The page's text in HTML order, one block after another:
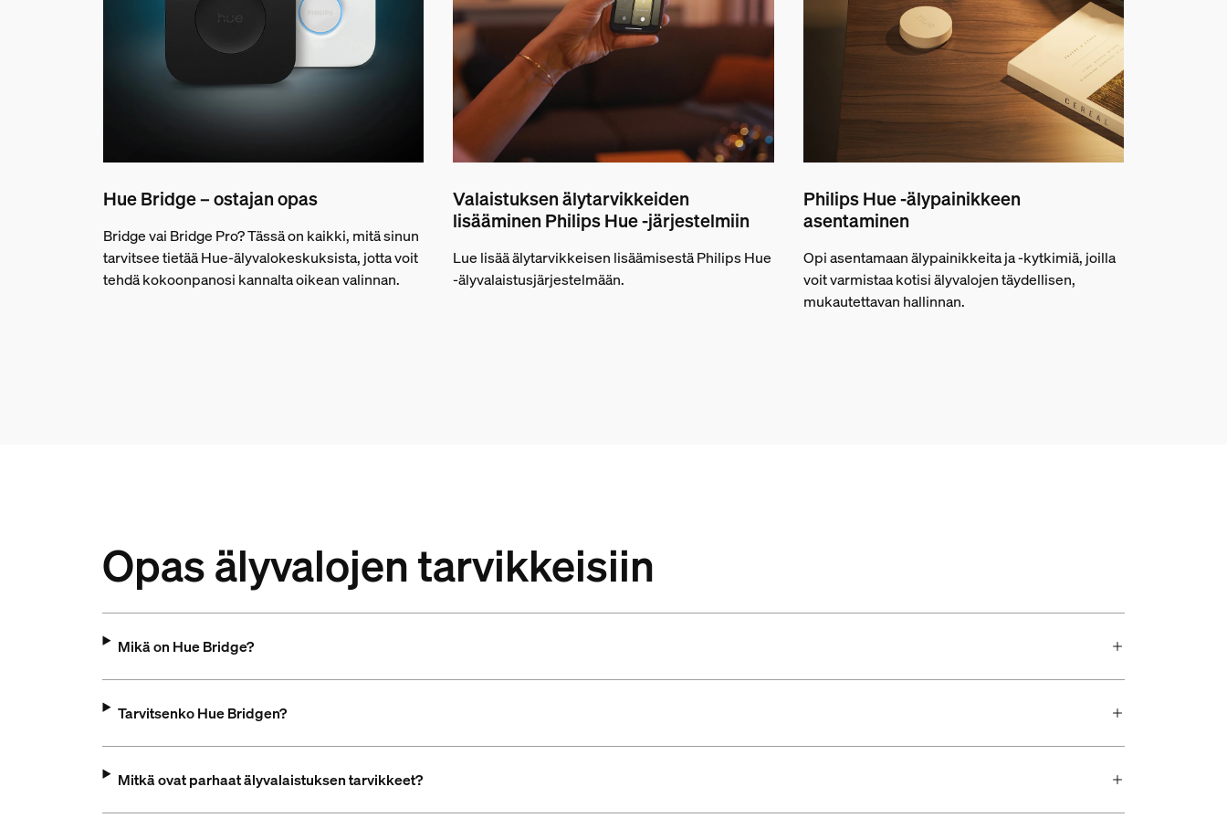
Hue Bridge – ostajan opas
Bridge vai Bridge Pro? Tässä on kaikki, mitä sinun
tarvitsee tietää Hue-älyvalokeskuksista, jotta voit
tehdä kokoonpanosi kannalta oikean valinnan.
Valaistuksen älytarvikkeiden
lisääminen Philips Hue -järjestelmiin
Lue lisää älytarvikkeisen lisäämisestä Philips Hue
-älyvalaistusjärjestelmään.
Philips Hue -älypainikkeen
asentaminen
Opi asentamaan älypainikkeita ja -kytkimiä, joilla
voit varmistaa kotisi älyvalojen täydellisen,
mukautettavan hallinnan.
Opas älyvalojen tarvikkeisiin
Mikä on Hue Bridge?
Tarvitsenko Hue Bridgen?
Mitkä ovat parhaat älyvalaistuksen tarvikkeet?